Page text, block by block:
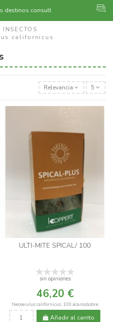
consultar
INSECTOS
californicus
Relevancia 5
ULTI-MITE SPICAL/ 100
sin opiniones
46,20 €
Neoseiulus californicus, 100 ácaros/sobre
Añadir al carrito